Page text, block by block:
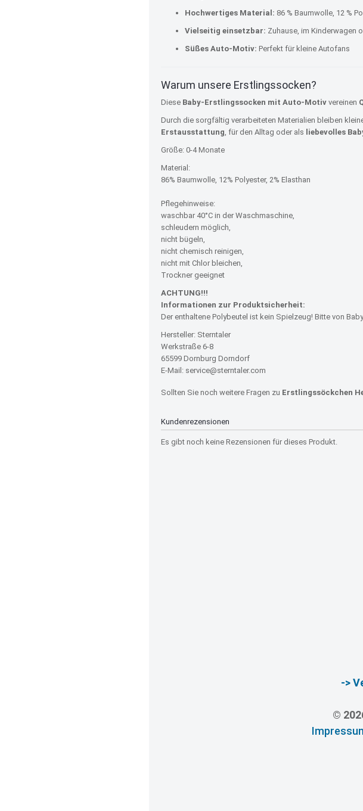
Hochwertiges Material: 86 % Baumwolle, 12 %
Vielseitig einsetzbar: Zuhause, im Kinderwagen
Süßes Auto-Motiv: Perfekt für kleine Autofans
Warum unsere Erstlingssocken?
Diese Baby-Erstlingssocken mit Auto-Motiv vereinen
Durch die sorgfältig verarbeiteten Materialien bleiben
Erstausstattung , für den Alltag oder als liebevolles
Größe: 0-4 Monate
Material:
86% Baumwolle, 12% Polyester, 2% Elasthan
Pflegehinweise:
waschbar 40°C in der Waschmaschine,
schleudern möglich,
nicht bügeln,
nicht chemisch reinigen,
nicht mit Chlor bleichen,
Trockner geeignet
ACHTUNG!!!
Informationen zur Produktsicherheit:
Der enthaltene Polybeutel ist kein Spielzeug! Bitte von
Hersteller: Sterntaler
Werkstraße 6-8
65599 Dornburg Dorndorf
E-Mail: service@sterntaler.com
Sollten Sie noch weitere Fragen zu Erstlingssöckchen
Kundenrezensionen
Es gibt noch keine Rezensionen für dieses Produkt.
->
©